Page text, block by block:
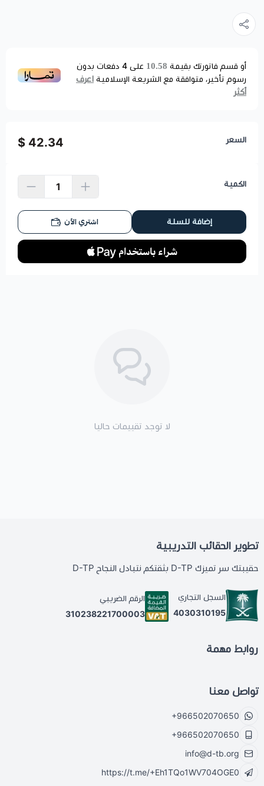
أو قسم فاتورتك بقيمة 10.58 على 4 دفعات بدون
رسوم تأخير، متوافقة مع الشريعة الإسلامية اعرف
أكثر
السعر 42.34 $
الكمية
إضافة للسلة اشتري الآن
لا توجد تقييمات حاليا
تطوير الحقائب التدريبية
حقيبتك سر تميزك D-TP بثقتكم نتبادل النجاح D-TP
السجل التجاري
4030310195
الرقم الضريبي
310238221700003
روابط مهمة
تواصل معنا
+966502070650
+966502070650
info@d-tb.org
https://t.me/+Eh1TQo1WV704OGE0